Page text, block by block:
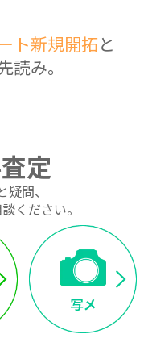
ト新規開拓と
読み。
定
問、
ください。